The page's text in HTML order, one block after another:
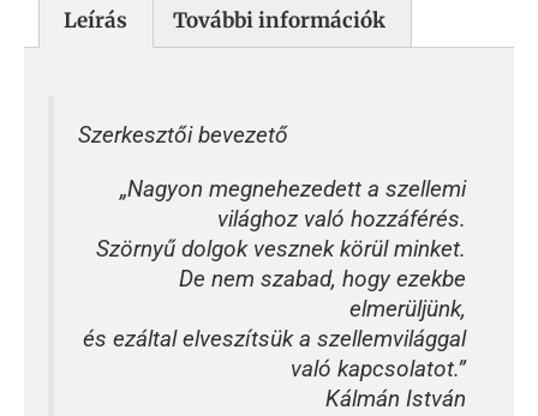
Leírás További információk
Szerkesztői bevezető
„Nagyon megnehezedett a szellemi
világhoz való hozzáférés.
Szörnyű dolgok vesznek körül minket.
De nem szabad, hogy ezekbe
elmerüljünk,
és ezáltal elveszítsük a szellemvilággal
való kapcsolatot.”
Kálmán István